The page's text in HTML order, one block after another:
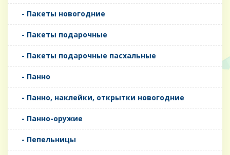
- Пакеты новогодние
- Пакеты подарочные
- Пакеты подарочные пасхальные
- Панно
- Панно, наклейки, открытки новогодние
- Панно-оружие
- Пепельницы